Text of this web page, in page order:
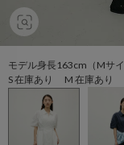
モデル身長163cm（Mサイ
S 在庫あり M 在庫あり